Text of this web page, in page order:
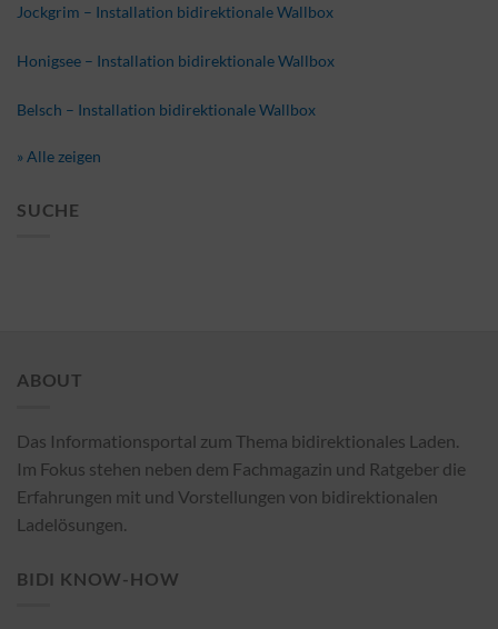
Jockgrim – Installation bidirektionale Wallbox
Honigsee – Installation bidirektionale Wallbox
Belsch – Installation bidirektionale Wallbox
» Alle zeigen
SUCHE
ABOUT
Das Informationsportal zum Thema bidirektionales Laden.
Im Fokus stehen neben dem Fachmagazin und Ratgeber die
Erfahrungen mit und Vorstellungen von bidirektionalen
Ladelösungen.
BIDI KNOW-HOW